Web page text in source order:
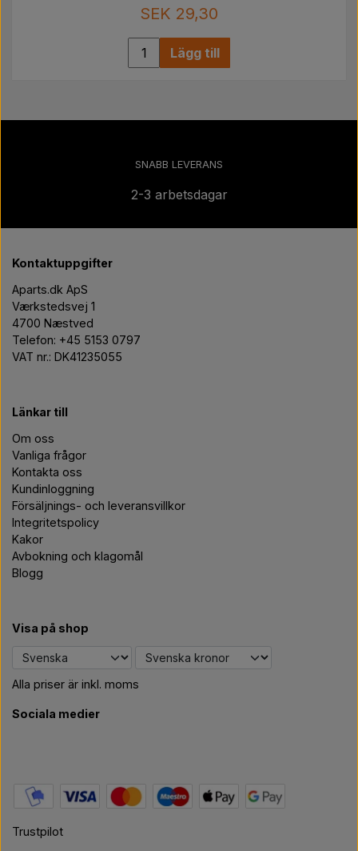
SEK 29,30
Lägg till
SNABB LEVERANS
2-3 arbetsdagar
Kontaktuppgifter
Aparts.dk ApS
Værkstedsvej 1
4700 Næstved
Telefon: +45 5153 0797
VAT nr.: DK41235055
Länkar till
Om oss
Vanliga frågor
Kontakta oss
Kundinloggning
Försäljnings- och leveransvillkor
Integritetspolicy
Kakor
Avbokning och klagomål
Blogg
Visa på shop
Alla priser är inkl. moms
Sociala medier
Trustpilot